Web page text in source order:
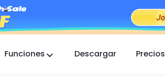
Funciones Descargar Precios